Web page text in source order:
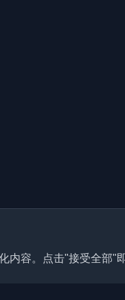
容。点击"接受全部"